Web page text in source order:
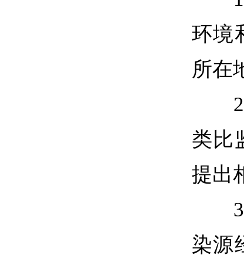
环境
所在
2、
类比
提出
3、
染源